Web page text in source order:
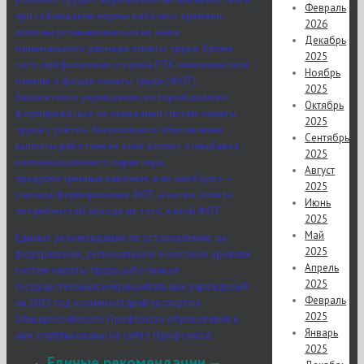
при соблюдении нормы рабочего времени
должны устанавливаться не ниже
минимального размера оплаты труда. Кроме
того, профсоюзная сторона РТК изложила своё
мнение о фонде оплаты труда (ФОТ)
бюджетного учреждения, который должен
формироваться на основании систем оплаты
труда с учётом безусловного обеспечения
выплаты работникам всех доплат и надбавок
компенсационного характера,
предусмотренных законом, а не наоборот —
сначала формирование ФОТ, а затем оплата
потребностей, исходя из того, какой ФОТ.
Единые рекомендации по установлению на
федеральном, региональном и местном уровнях
систем оплаты труда работников
государственных и муниципальных учреждений
на 2025 год и комментарий экспертов
Общероссийского Профсоюза образования к
ним опубликованы на сайте Профсоюза:
Февраль
2026
Декабрь
2025
Ноябрь
2025
Октябрь
2025
Сентябрь
2025
Август
2025
Июнь
2025
Май
2025
Апрель
2025
Февраль
2025
Январь
2025